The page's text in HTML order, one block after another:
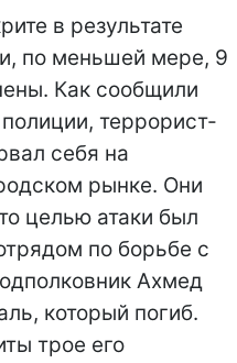
в результате
по меньшей мере, 9
Как сообщили
террорист-
себя на
рынке. Они
целью атаки был
по борьбе с
Ахмед
который погиб.
трое его